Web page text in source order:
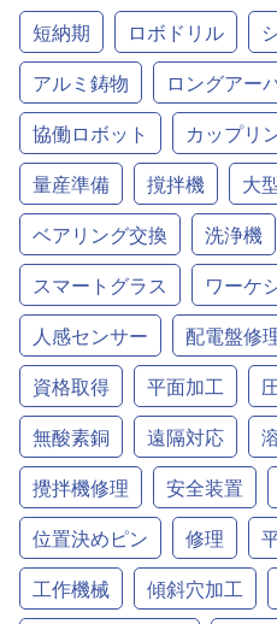
短納期 ロボドリル
アルミ鋳物
ロングアー
協働ロボット
カップリ
量産準備
撹拌機
大
ベアリング交換
洗浄機
スマートグラス
ワーケ
人感センサー
配電盤修
資格取得
平面加工
無酸素銅
遠隔対応
攪拌機修理
安全装置
位置決めピン
修理
工作機械
傾斜穴加工